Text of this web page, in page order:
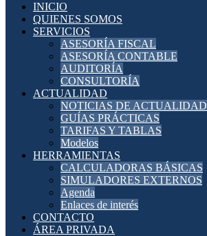
INICIO
QUIENES SOMOS
SERVICIOS
ASESORÍA FISCAL
ASESORÍA CONTABLE
AUDITORÍA
CONSULTORÍA
ACTUALIDAD
NOTICIAS DE ACTUALIDAD
GUÍAS PRÁCTICAS
TARIFAS Y TABLAS
Modelos
HERRAMIENTAS
CALCULADORAS BÁSICAS
SIMULADORES EXTERNOS
Agenda
Enlaces de interés
CONTACTO
ÁREA PRIVADA